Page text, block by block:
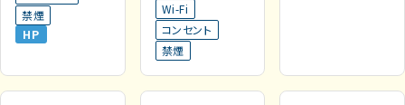
禁煙
HP
Wi-Fi
コンセント
禁煙